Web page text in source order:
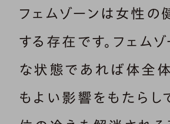
フェムゾーンは女性の
する存在です。フェム
な状態であれば体全
もよい影響をもたらし